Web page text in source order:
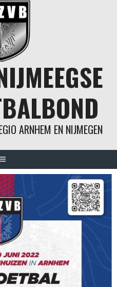
ARNHEM EN NIJMEGEN